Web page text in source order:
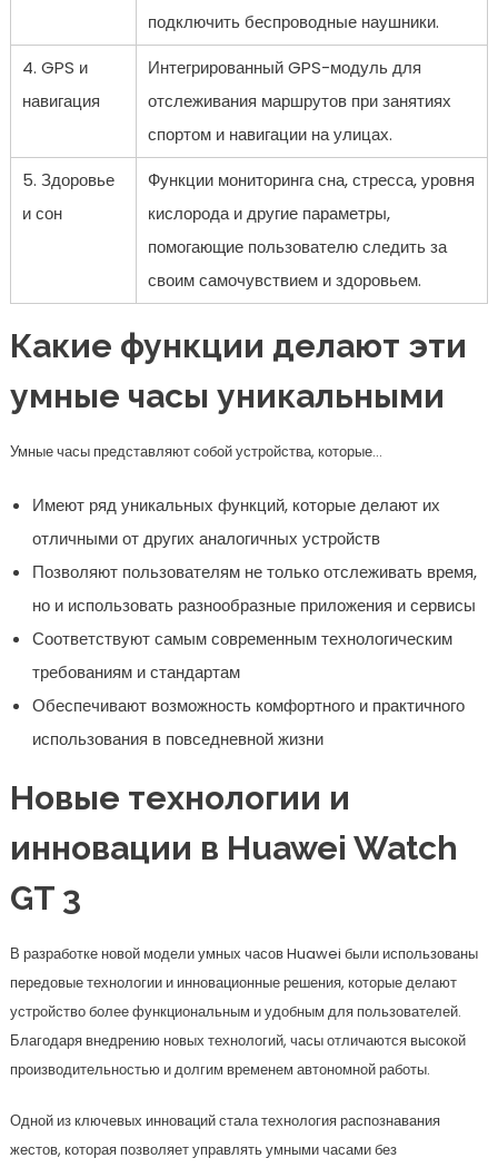
подключить беспроводные наушники.
4. GPS и
навигация
Интегрированный GPS-модуль для
отслеживания маршрутов при занятиях
спортом и навигации на улицах.
5. Здоровье
и сон
Функции мониторинга сна, стресса, уровня
кислорода и другие параметры,
помогающие пользователю следить за
своим самочувствием и здоровьем.
Какие функции делают эти
умные часы уникальными
Умные часы представляют собой устройства, которые…
Имеют ряд уникальных функций, которые делают их
отличными от других аналогичных устройств
Позволяют пользователям не только отслеживать время,
но и использовать разнообразные приложения и сервисы
Соответствуют самым современным технологическим
требованиям и стандартам
Обеспечивают возможность комфортного и практичного
использования в повседневной жизни
Новые технологии и
инновации в Huawei Watch
GT 3
В разработке новой модели умных часов Huawei были использованы
передовые технологии и инновационные решения, которые делают
устройство более функциональным и удобным для пользователей.
Благодаря внедрению новых технологий, часы отличаются высокой
производительностью и долгим временем автономной работы.
Одной из ключевых инноваций стала технология распознавания
жестов, которая позволяет управлять умными часами без